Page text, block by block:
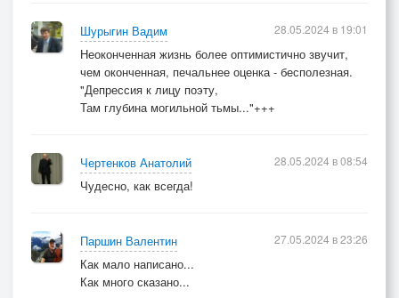
Шурыгин Вадим
Неоконченная жизнь более оптимистично звучит,
чем оконченная, печальнее оценка - бесполезная.
"Депрессия к лицу поэту,
Там глубина могильной тьмы..."+++
28.05.2024 в 19:01
Чертенков Анатолий
Чудесно, как всегда!
28.05.2024 в 08:54
Паршин Валентин
Как мало написано...
Как много сказано...
27.05.2024 в 23:26